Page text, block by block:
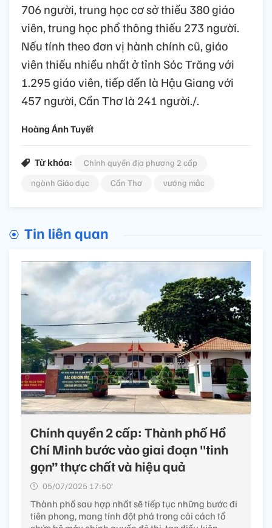
706 người, trung học cơ sở thiếu 380 giáo
viên, trung học phổ thông thiếu 273 người.
Nếu tính theo đơn vị hành chính cũ, giáo
viên thiếu nhiều nhất ở tỉnh Sóc Trăng với
1.295 giáo viên, tiếp đến là Hậu Giang với
457 người, Cần Thơ là 241 người./.
Hoàng Ánh Tuyết
Từ khóa:
Chính quyền địa phương 2 cấp
ngành Giáo dục
Cần Thơ vướng mắc
Tin liên quan
Chính quyền 2 cấp: Thành phố Hồ
Chí Minh bước vào giai đoạn "tinh
gọn” thực chất và hiệu quả
05/07/2025 17:50’
Thành phố sau hợp nhất sẽ tiếp tục những bước đi
tiên phong, mang tính đột phá trong cải cách tổ